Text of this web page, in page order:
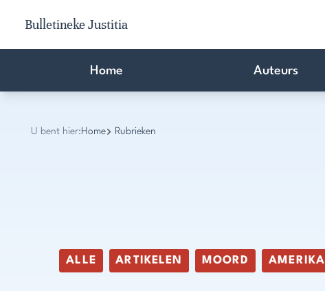
Bulletineke Justitia
Home Auteurs
U bent hier: Home Rubrieken
ALLE ARTIKELEN MOORD AMERIKA